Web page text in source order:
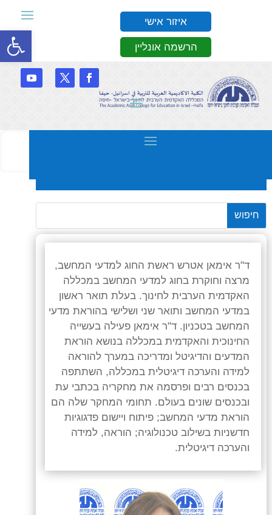
פתח
איזור אישי
הרשמה אונליין
ד"ר אימאן אטרש ראשת החוג למדעי המחשב,
מרצה וחוקרת בחוג למדעי המחשב במכללה
האקדמית הערבית לחינוך. בעלת תואר ראשון
במדעי המחשב ותואר שני ושלישי בהוראת מדעי
המחשב בטכניון. ד"ר אימאן פעילה בעשייה
החינוכית והאקדמית במכללה בנושא הוראת
המדעים והדיגיטל ומדריכה במערך להוראה
למידה והערכה דיגיטלית במכללה, השתתפה
בכנסים רבים ופרסמה את מחקריה בכתבי עת
ובכנסים שונים בעולם. תחומי המחקר שלה הם
הוראת מדעי המחשב; פיתוח ויישום פדגוגיות
חדשניות בשילוב טכנולוגיה; הוראה, למידה
והערכה דיגיטלית.